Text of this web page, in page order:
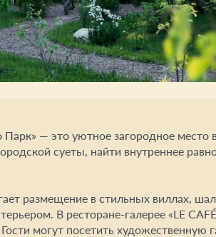
Парк» — это уютное загородное
суеты, найти внутреннее
размещение в стильных виллах,
В ресторане-галерее «LE
могут посетить художественную